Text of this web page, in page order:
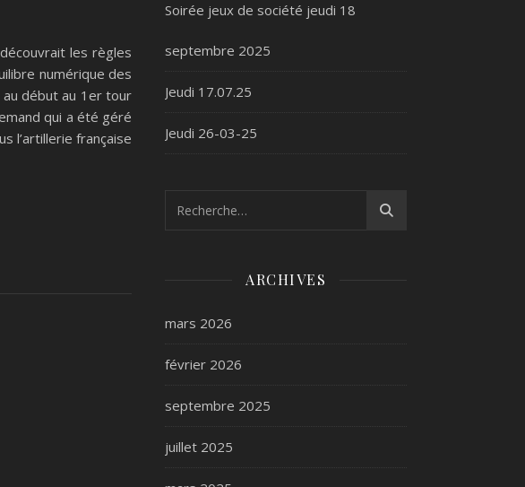
les règles
numérique des
début au 1er tour
qui a été géré
l’artillerie française
Soirée jeux de société jeudi 18
septembre 2025
Jeudi 17.07.25
Jeudi 26-03-25
ARCHIVES
mars 2026
février 2026
septembre 2025
juillet 2025